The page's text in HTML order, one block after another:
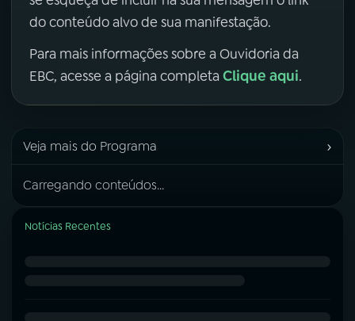
do conteúdo alvo de sua manifestação.
Para mais informações sobre a Ouvidoria da
EBC, acesse a página completa Clique aqui.
Veja mais do Programa ›
Carregando conteúdos...
Notícias Recentes